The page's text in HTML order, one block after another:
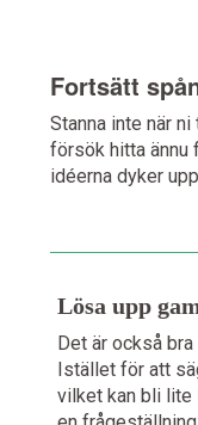
Fortsätt
Stanna inte när
försök hitta ännu
idéerna dyker
Lösa upp
Det är också
Istället för att
vilket kan bli lite